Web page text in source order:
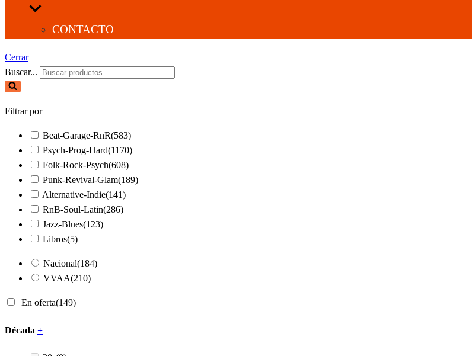
CONTACTO
Cerrar
Buscar...
Filtrar por
Beat-Garage-RnR(583)
Psych-Prog-Hard(1170)
Folk-Rock-Psych(608)
Punk-Revival-Glam(189)
Alternative-Indie(141)
RnB-Soul-Latin(286)
Jazz-Blues(123)
Libros(5)
Nacional(184)
VVAA(210)
En oferta(149)
Década +